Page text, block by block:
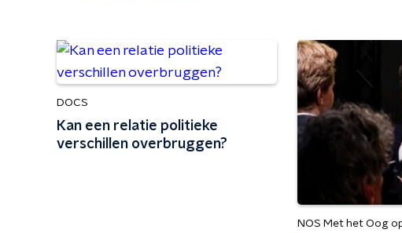
DOCS
Kan een relatie politieke
verschillen overbruggen?
NOS Met het Oog